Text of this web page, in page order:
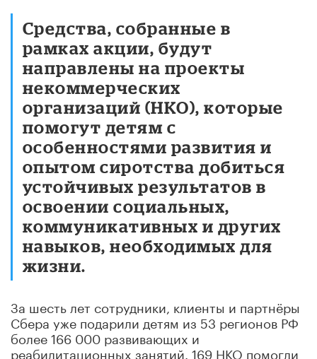
Средства, собранные в
рамках акции, будут
направлены на проекты
некоммерческих
организаций (НКО), которые
помогут детям с
особенностями развития и
опытом сиротства добиться
устойчивых результатов в
освоении социальных,
коммуникативных и других
навыков, необходимых для
жизни.
За шесть лет сотрудники, клиенты и партнёры
Сбера уже подарили детям из 53 регионов РФ
более 166 000 развивающих и
реабилитационных занятий. 169 НКО помогли